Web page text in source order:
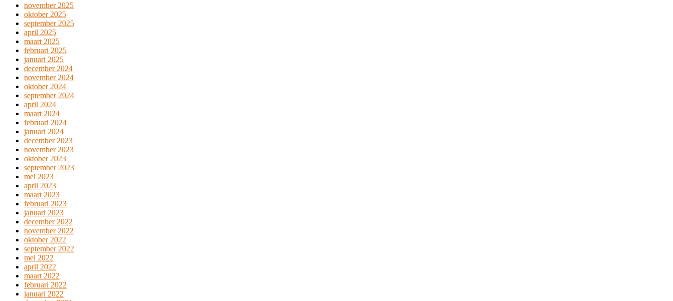
november 2025
oktober 2025
september 2025
april 2025
maart 2025
februari 2025
januari 2025
december 2024
november 2024
oktober 2024
september 2024
april 2024
maart 2024
februari 2024
januari 2024
december 2023
november 2023
oktober 2023
september 2023
mei 2023
april 2023
maart 2023
februari 2023
januari 2023
december 2022
november 2022
oktober 2022
september 2022
mei 2022
april 2022
maart 2022
februari 2022
januari 2022